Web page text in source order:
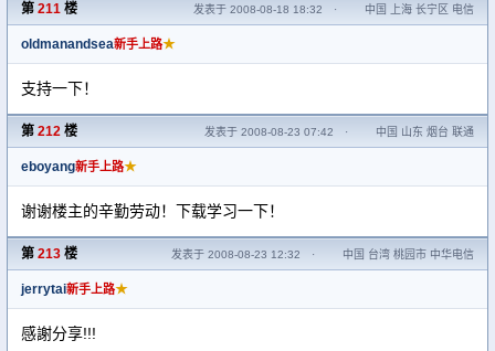
第 211 楼 发表于 2008-08-18 18:32 · 中国 上海 长宁区 电信
oldmanandsea新手上路★
支持一下！
第 212 楼 发表于 2008-08-23 07:42 · 中国 山东 烟台 联通
eboyang新手上路★
谢谢楼主的辛勤劳动！下载学习一下！
第 213 楼 发表于 2008-08-23 12:32 · 中国 台湾 桃园市 中华电信
jerrytai新手上路★
感謝分享!!!